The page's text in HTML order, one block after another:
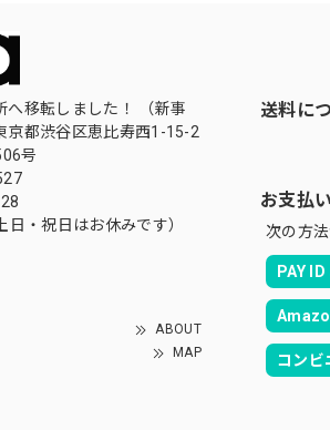
移転しました！ （新事
京都渋谷区恵比寿西1-15-2
号
日・祝日はお休みです）
ABOUT
MAP
送料に
お支払
次の方
PAY
コン